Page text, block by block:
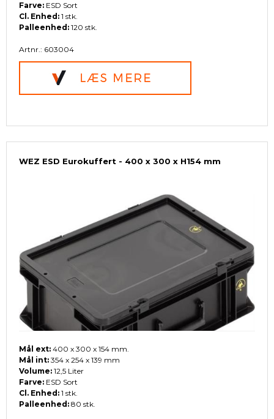
Farve: ESD Sort
Cl. Enhed: 1 stk.
Palleenhed: 120 stk.
Artnr.: 603004
WEZ ESD Eurokuffert - 400 x 300 x H154 mm
Mål ext: 400 x 300 x 154 mm.
Mål int: 354 x 254 x 139 mm
Volume: 12,5 Liter
Farve: ESD Sort
Cl. Enhed: 1 stk.
Palleenhed: 80 stk.